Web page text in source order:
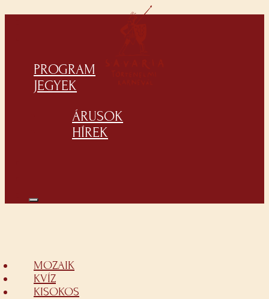
PROGRAM
JEGYEK
ÁRUSOK
HÍREK
MOZAIK
KVÍZ
KISOKOS